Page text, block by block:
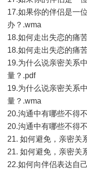
17.如果你的伴侣是一
办？.wma
18.如何走出失恋的痛
18.如何走出失恋的痛
19.为什么说亲密关系
量？.pdf
19.为什么说亲密关系
量？.wma
20.沟通中有哪些不得
20.沟通中有哪些不得
21. 如何避免，亲密关
21. 如何避免，亲密关
22.如何向伴侣表达自